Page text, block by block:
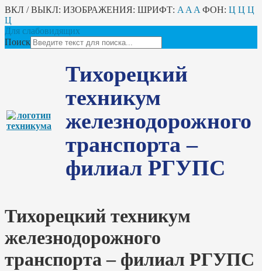
ВКЛ / ВЫКЛ: ИЗОБРАЖЕНИЯ: ШРИФТ: A A A ФОН: Ц Ц Ц
Ц
Для слабовидящих
Поиск
Тихорецкий
техникум
железнодорожного
транспорта –
филиал РГУПС
Тихорецкий техникум
железнодорожного
транспорта – филиал РГУПС